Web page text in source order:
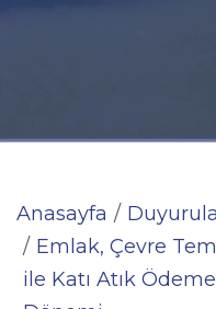
Anasayfa
Emlak, Çevre
ile Katı Atık